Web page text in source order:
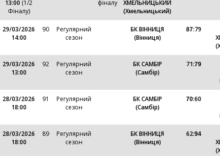
13:00 (1/2
Фіналу)
фіналу
ХМЕЛЬНИЦЬКИЙ
(Хмельницький)
29/03/2026
14:00
90
Регулярний
сезон
БК ВІННИЦЯ
(Вінниця)
87:79
29/03/2026
13:00
92
Регулярний
сезон
БК САМБІР
(Самбір)
71:79
28/03/2026
18:00
91
Регулярний
сезон
БК САМБІР
(Самбір)
70:60
28/03/2026
18:00
89
Регулярний
сезон
БК ВІННИЦЯ
(Вінниця)
62:94